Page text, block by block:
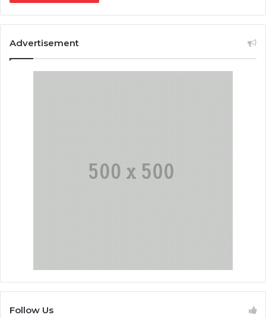
Advertisement
Follow Us